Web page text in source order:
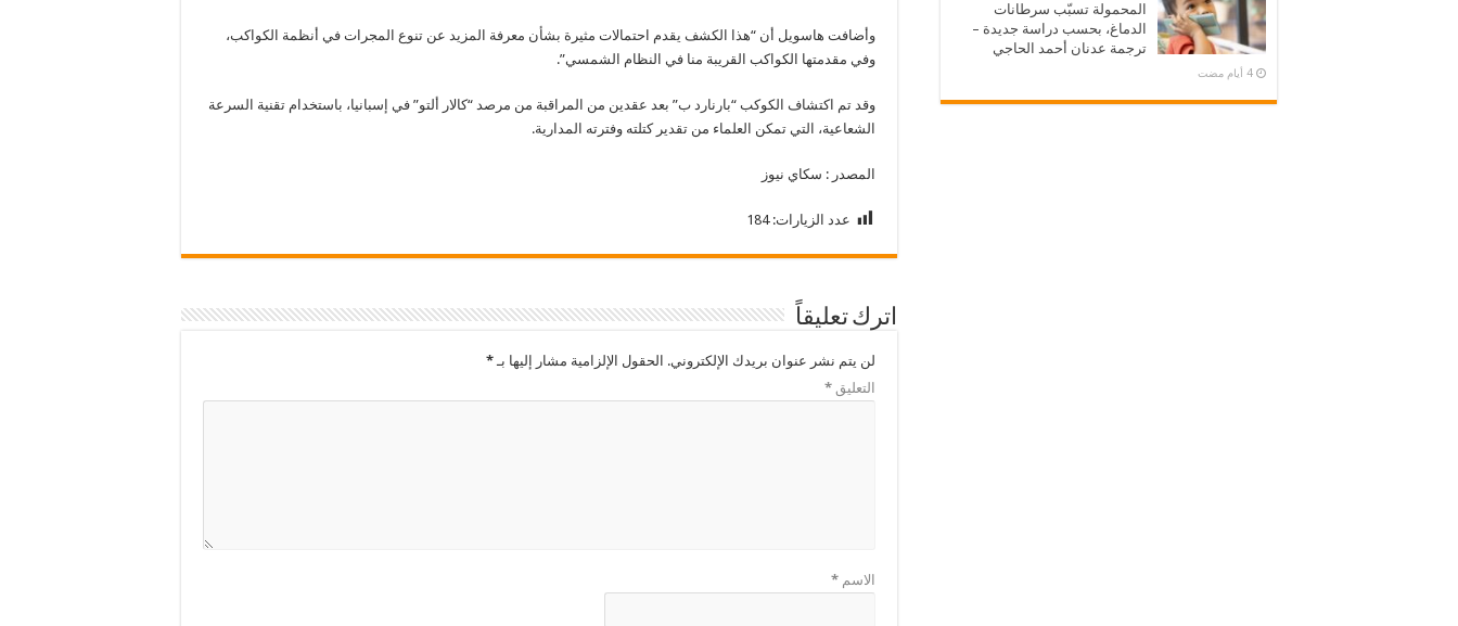
وأضافت هاسويل أن “هذا الكشف يقدم احتمالات مثيرة بشأن معرفة المزيد عن تنوع المجرات في أنظمة الكواكب،
وفي مقدمتها الكواكب القريبة منا في النظام الشمسي”.
وقد تم اكتشاف الكوكب “بارنارد ب” بعد عقدين من المراقبة من مرصد “كالار ألتو” في إسبانيا، باستخدام تقنية السرعة
الشعاعية، التي تمكن العلماء من تقدير كتلته وفترته المدارية.
المصدر : سكاي نيوز
عدد الزيارات: 184
اترك تعليقاً
لن يتم نشر عنوان بريدك الإلكتروني. الحقول الإلزامية مشار إليها بـ *
التعليق *
الاسم *
المحمولة تسبّب سرطانات
الدماغ، بحسب دراسة جديدة –
ترجمة عدنان أحمد الحاجي